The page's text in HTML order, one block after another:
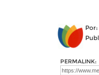
Por:
PERMALINK: